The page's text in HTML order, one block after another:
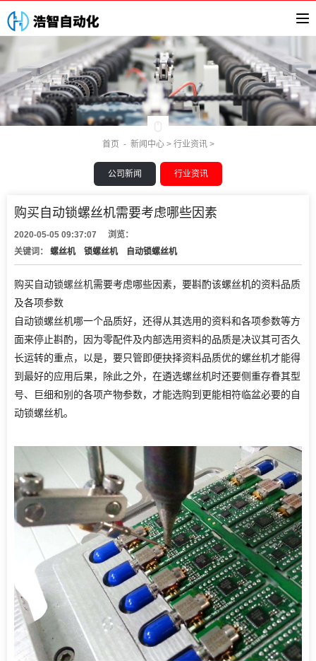
首页 - 新闻中心> 行业资讯>
公司新闻 行业资讯
购买自动锁螺丝机需要考虑哪些因素
2020-05-05 09:37:07
浏览：
关键词：
螺丝机 锁螺丝机 自动锁螺丝机
购买自动锁螺丝机需要考虑哪些因素，要斟酌该螺丝机的资料品质
及各项参数
自动锁螺丝机哪一个品质好，还得从其选用的资料和各项参数等方
面来停止斟酌，因为零配件及内部选用资料的品质是决议其可否久
长运转的重点，以是，要只管即便抉择资料品质优的螺丝机才能得
到最好的应用后果，除此之外，在遴选螺丝机时还要侧重存眷其型
号、巨细和别的各项产物参数，才能选购到更能相符临盆必要的自
动锁螺丝机。